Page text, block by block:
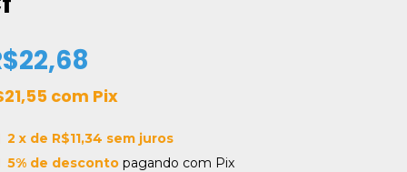
com Pix
2 x de R$11,34 sem juros
5% de descontopagando com Pix